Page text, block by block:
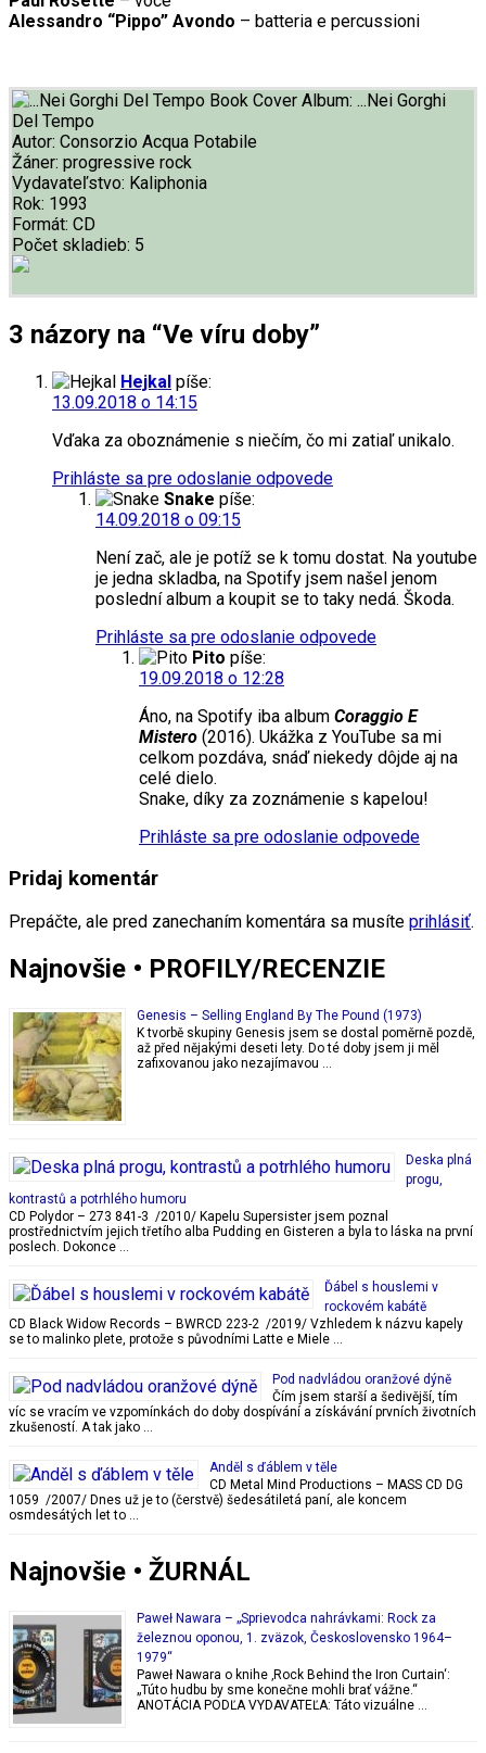
Alessandro “Pippo” Avondo – batteria e percussioni
Album: ...Nei Gorghi
Del Tempo
Autor: Consorzio Acqua Potabile
Žáner: progressive rock
Vydavateľstvo: Kaliphonia
Rok: 1993
Formát: CD
Počet skladieb: 5
3 názory na “Ve víru doby”
Hejkal píše:
13.09.2018 o 14:15
Vďaka za oboznámenie s niečím, čo mi zatiaľ unikalo.
Prihláste sa pre odoslanie odpovede
Snake píše:
14.09.2018 o 09:15
Není zač, ale je potíž se k tomu dostat. Na youtube
je jedna skladba, na Spotify jsem našel jenom
poslední album a koupit se to taky nedá. Škoda.
Prihláste sa pre odoslanie odpovede
Pito píše:
19.09.2018 o 12:28
Áno, na Spotify iba album Coraggio E
Mistero (2016). Ukážka z YouTube sa mi
celkom pozdáva, snáď niekedy dôjde aj na
celé dielo.
Snake, díky za zoznámenie s kapelou!
Prihláste sa pre odoslanie odpovede
Pridaj komentár
Prepáčte, ale pred zanechaním komentára sa musíte prihlásiť.
Najnovšie • PROFILY/RECENZIE
Genesis – Selling England By The Pound (1973)
K tvorbě skupiny Genesis jsem se dostal poměrně pozdě,
až před nějakými deseti lety. Do té doby jsem ji měl
zafixovanou jako nezajímavou …
Deska plná
progu,
kontrastů a potrhlého humoru
CD Polydor – 273 841-3 /2010/ Kapelu Supersister jsem poznal
prostřednictvím jejich třetího alba Pudding en Gisteren a byla to láska na první
poslech. Dokonce …
Ďábel s houslemi v
rockovém kabátě
CD Black Widow Records – BWRCD 223-2 /2019/ Vzhledem k názvu kapely
se to malinko plete, protože s původními Latte e Miele …
Pod nadvládou oranžové dýně
Čím jsem starší a šedivější, tím
víc se vracím ve vzpomínkách do doby dospívání a získávání prvních životních
zkušeností. A tak jako …
Anděl s ďáblem v těle
CD Metal Mind Productions – MASS CD DG
1059 /2007/ Dnes už je to (čerstvě) šedesátiletá paní, ale koncem
osmdesátých let to …
Najnovšie • ŽURNÁL
Paweł Nawara – „Sprievodca nahrávkami: Rock za
železnou oponou, 1. zväzok, Československo 1964–
1979“
Paweł Nawara o knihe ‚Rock Behind the Iron Curtain‘:
„Túto hudbu by sme konečne mohli brať vážne.“
ANOTÁCIA PODĽA VYDAVATEĽA: Táto vizuálne …